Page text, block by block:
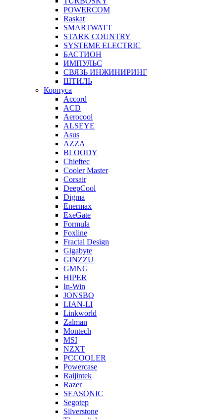
POWERCOM
Raskat
SMARTWATT
STARK COUNTRY
SYSTEME ELECTRIC
БАСТИОН
ИМПУЛЬС
СВЯЗЬ ИНЖИНИРИНГ
ШТИЛЬ
Корпуса
Accord
ACD
Aerocool
ALSEYE
Asus
AZZA
BLOODY
Chieftec
Cooler Master
Corsair
DeepCool
Digma
Enermax
ExeGate
Formula
Foxline
Fractal Design
Gigabyte
GINZZU
GMNG
HIPER
In-Win
JONSBO
LIAN-LI
Linkworld
Zalman
Montech
MSI
NZXT
PCCOOLER
Powercase
Raijintek
Razer
SEASONIC
Segotep
Silverstone